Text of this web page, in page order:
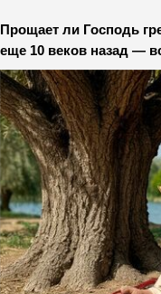
Прощает ли Господь
еще 10 веков назад —